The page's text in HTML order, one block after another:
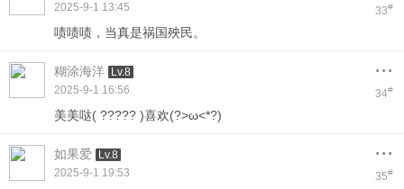
2025-9-1 13:45 33#
啧啧啧，当真是祸国殃民。
糊涂海洋 Lv.8 ...
2025-9-1 16:56 34#
美美哒( ????? )喜欢(?>ω<*?)
如果爱 Lv.8 ...
2025-9-1 19:53 35#